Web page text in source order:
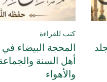
كتب للقراءة
المحجة البيضاء
أهل السنة
والأهواء